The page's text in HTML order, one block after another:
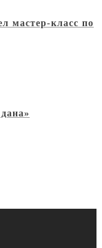
мастер-класс по